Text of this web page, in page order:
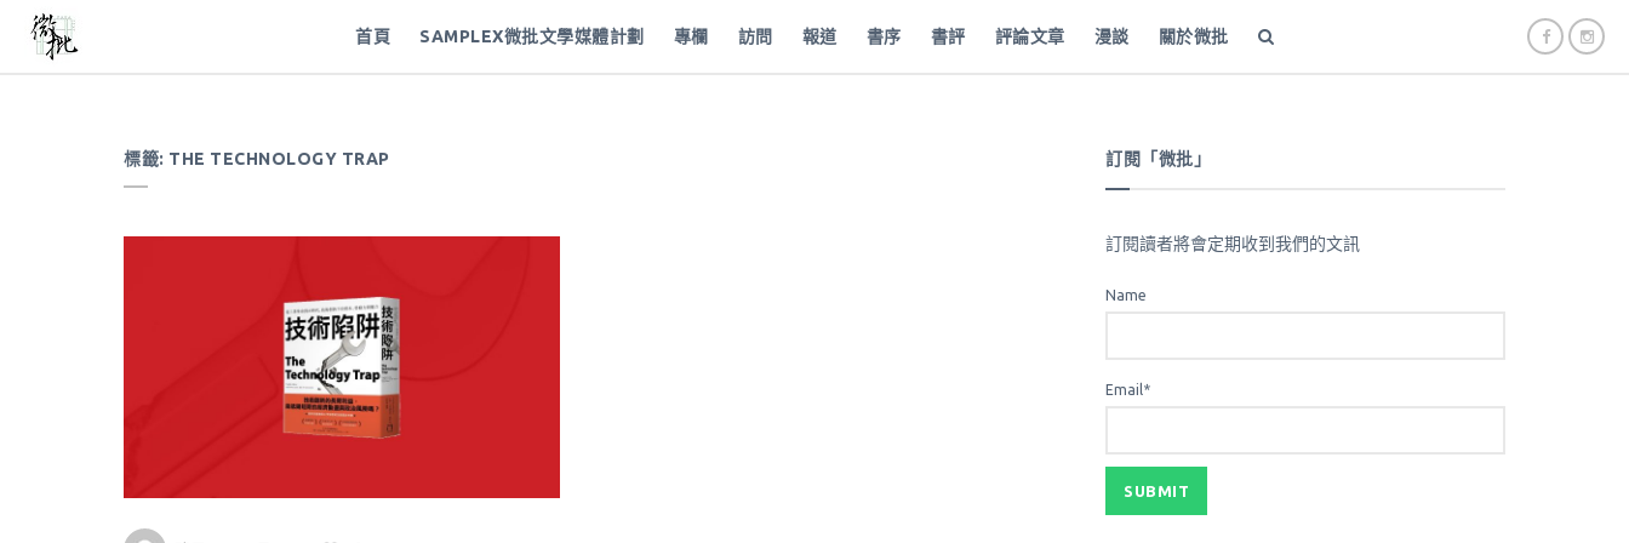
首頁 SAMPLEX微批文學媒體計劃 專欄 訪問 報道 書序 書評 評論文章 漫談 關於微批
標籤: THE TECHNOLOGY TRAP 訂閱「微批」
訂閱讀者將會定期收到我們的文訊
Name
Email*